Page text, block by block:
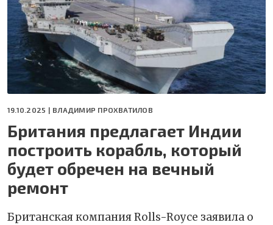
19.10.2025 | ВЛАДИМИР ПРОХВАТИЛОВ
Британия предлагает Индии
построить корабль, который
будет обречен на вечный
ремонт
Британская компания Rolls-Royce заявила о